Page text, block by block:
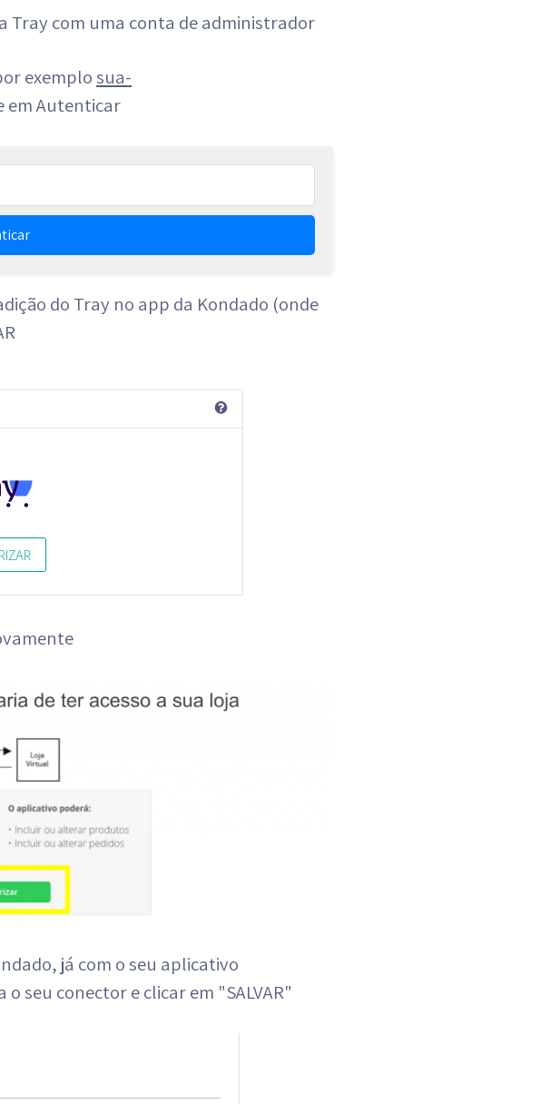
Tray com uma conta de administrador
exemplosua-
em Autenticar
do Tray no app da Kondado (onde
já com o seu aplicativo
seu conector e clicar em "SALVAR"